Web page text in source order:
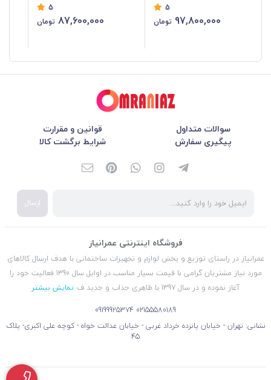
5
97,800,000 تومان
5
87,600,000 تومان
سوالات متداول
قوانین و مقرارت
پیگیری سفارش
شرایط برگشت کالا
ارسال
فروشگاه اینترنتی عمرانیاز
عمرانیاز در راستای توزیع و پخش لوازم و تجهیزات ساختمانی با هدف ارسال کالاهای
مورد نیاز مشتریان گرامی با قیمت بسیار مناسب در اوایل سال 1390 فعالیت خود را
آغاز نموده و در سال 1397 با ظاهری جذاب و جدید ف
نمایش بیشتر
02155580189
09199925374
نشانی: تهران - خیابان پانزده خرداد غربی - خیابان عدالت خواه - کوچه علی اکبری- پلاک
45